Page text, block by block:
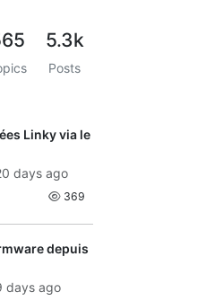
5.3k
Posts
Linky via le
days ago
369
depuis
days ago